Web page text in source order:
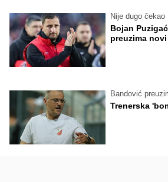
Nije dugo čekao
Bojan
preuzima
Bandović
Trenerska